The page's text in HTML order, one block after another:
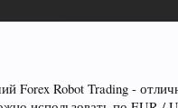
Forex Robot Trading -